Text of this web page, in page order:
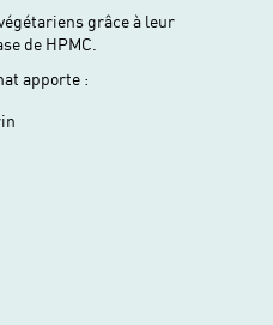
grâce à leur
de HPMC.
apporte :